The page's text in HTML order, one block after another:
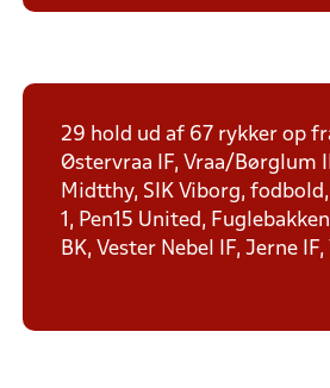
29 hold ud af 67 rykker op
Østervraa IF, Vraa/Børglum
Midtthy, SIK Viborg,
1, Pen15 United,
BK, Vester Nebel IF, Jerne